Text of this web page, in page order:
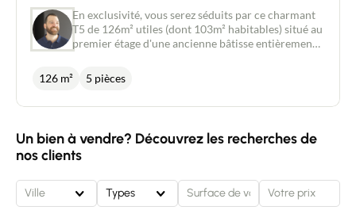
En exclusivité, vous serez séduits par ce charmant
T5 de 126m² utiles (dont 103m² habitables) situé au
premier étage d'une ancienne bâtisse entièrement
premier niveau d'une vaste pièce à vivre de 38m²
donnant sur un balcon, d'une suite parentale avec
dispose en outre de deux places de stationnement
et d'une grande cave de 20m².
126 m² 5 pièces
Un bien à vendre? Découvrez les recherches de
nos clients
Ville Types